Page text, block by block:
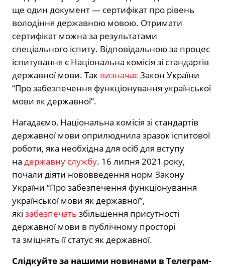
ще один документ — сертифікат про рівень
володіння державною мовою. Отримати
сертифікат можна за результатами
спеціального іспиту. Відповідальною за процес
іспитування є Національна комісія зі стандартів
державної мови. Так визначаєЗакон України
“Про забезпечення функціонування української
мови як державної”.
Нагадаємо, Національна комісія зі стандартів
державної мови оприлюднила зразок іспитової
роботи, яка необхідна для осіб для вступу
на державну службу. 16 липня 2021 року,
почали діяти нововведення норм Закону
України “Про забезпечення функціонування
української мови як державної”,
які забезпечать збільшення присутності
державної мови в публічному просторі
та зміцнять її статус як державної.
Слідкуйте за нашими новинами в Телеграм-